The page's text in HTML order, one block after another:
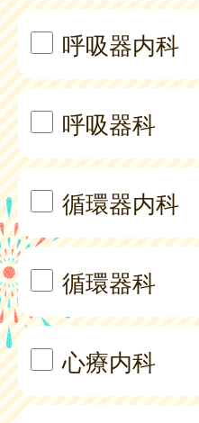
呼吸器内科
呼吸器科
循環器内科
循環器科
心療内科